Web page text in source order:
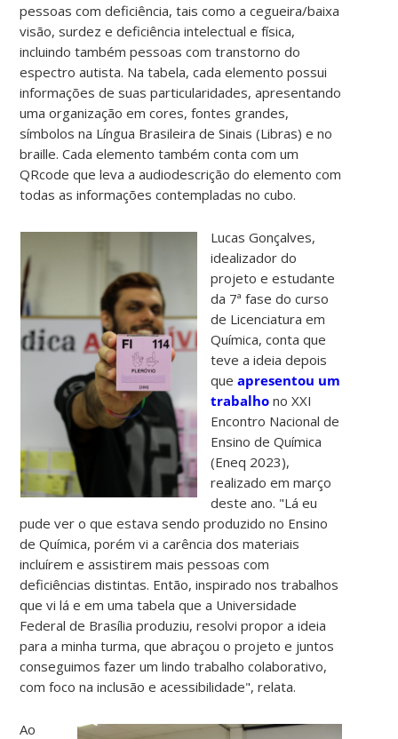
pessoas com deficiência, tais como a cegueira/baixa
visão, surdez e deficiência intelectual e física,
incluindo também pessoas com transtorno do
espectro autista. Na tabela, cada elemento possui
informações de suas particularidades, apresentando
uma organização em cores, fontes grandes,
símbolos na Língua Brasileira de Sinais (Libras) e no
braille. Cada elemento também conta com um
QRcode que leva a audiodescrição do elemento com
todas as informações contempladas no cubo.
Lucas Gonçalves,
idealizador do
projeto e estudante
da 7ª fase do curso
de Licenciatura em
Química, conta que
teve a ideia depois
queapresentou um
trabalho no XXI
Encontro Nacional de
Ensino de Química
(Eneq 2023),
realizado em março
deste ano. "Lá eu
pude ver o que estava sendo produzido no Ensino
de Química, porém vi a carência dos materiais
incluírem e assistirem mais pessoas com
deficiências distintas. Então, inspirado nos trabalhos
que vi lá e em uma tabela que a Universidade
Federal de Brasília produziu, resolvi propor a ideia
para a minha turma, que abraçou o projeto e juntos
conseguimos fazer um lindo trabalho colaborativo,
com foco na inclusão e acessibilidade", relata.
Ao